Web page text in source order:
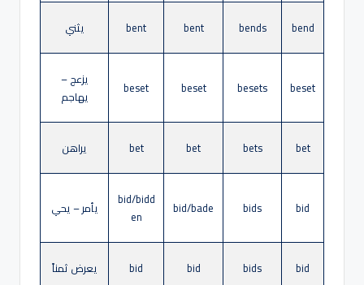
bend
bends
bent
bent يثني
beset
besets
beset
beset
يزعج –
يهاجم
bet
bets
bet
bet يراهن
bid
bids
bid/bade
bid/bidd
en
يأمر – يحي
bid
bids
bid
bid يعرض ثمناً